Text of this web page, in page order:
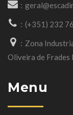
(+351) 232
Zona
Oliveira de Frades
Menu